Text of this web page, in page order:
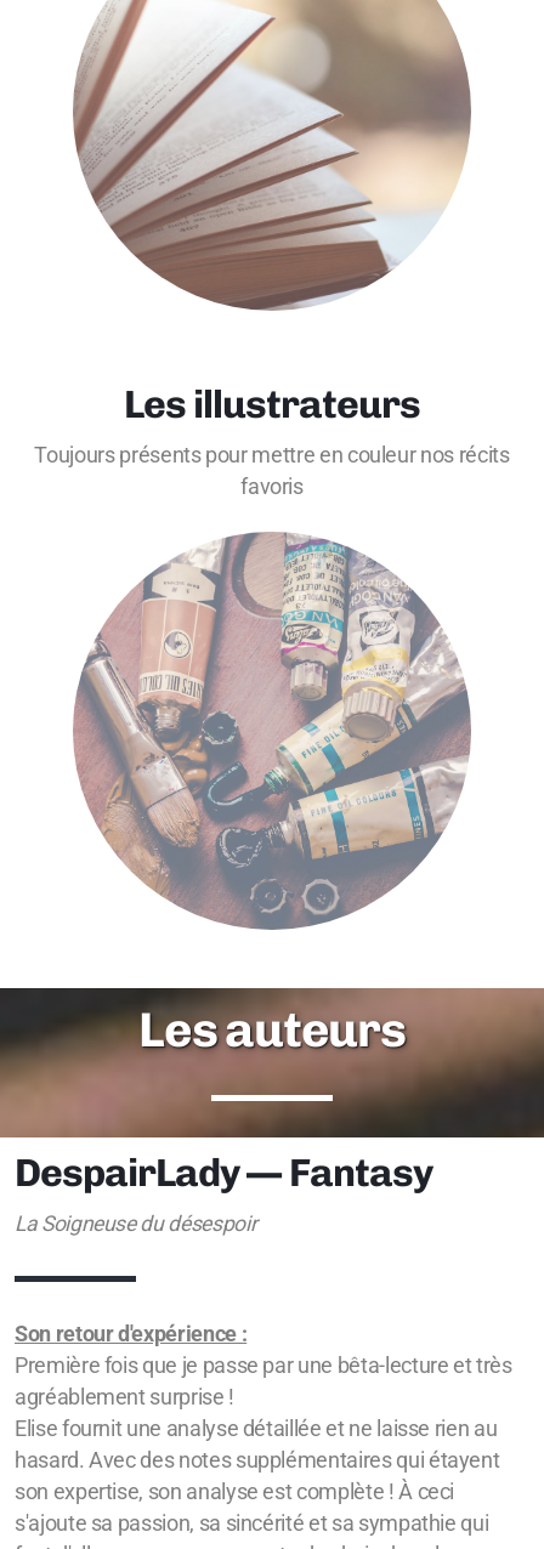
Les illustrateurs
Toujours présents pour mettre en couleur nos récits
favoris
Les auteurs
DespairLady — Fantasy
La Soigneuse du désespoir
Son retour d'expérience :
Première fois que je passe par une bêta-lecture et très
agréablement surprise !
Elise fournit une analyse détaillée et ne laisse rien au
hasard. Avec des notes supplémentaires qui étayent
son expertise, son analyse est complète ! À ceci
s'ajoute sa passion, sa sincérité et sa sympathie qui